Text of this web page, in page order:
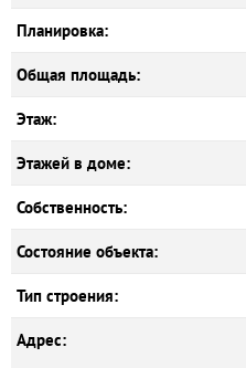
Планировка:
Общая площадь:
Этаж:
Этажей в доме:
Собственность:
Состояние объекта:
Тип строения:
Адрес: